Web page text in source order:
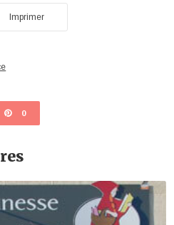
Imprimer
0